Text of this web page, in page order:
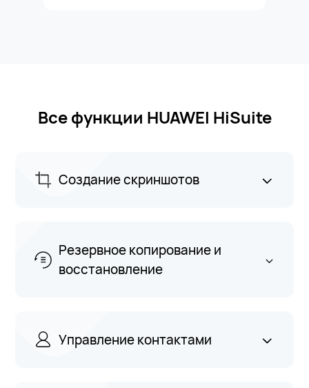
Все функции HUAWEI HiSuite
Создание скриншотов
Резервное копирование и
восстановление
Управление контактами